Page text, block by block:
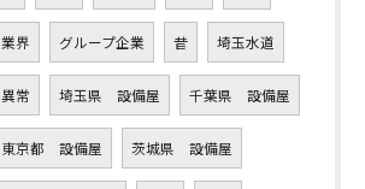
業界 グループ企業 昔 埼玉水道
異常 埼玉県 設備屋 千葉県 設備屋
東京都 設備屋 茨城県 設備屋